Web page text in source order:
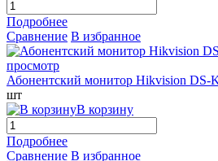
Подробнее
Сравнение В избранное
просмотр
Абонентский монитор Hikvision DS-
шт
В корзину
Подробнее
Сравнение В избранное